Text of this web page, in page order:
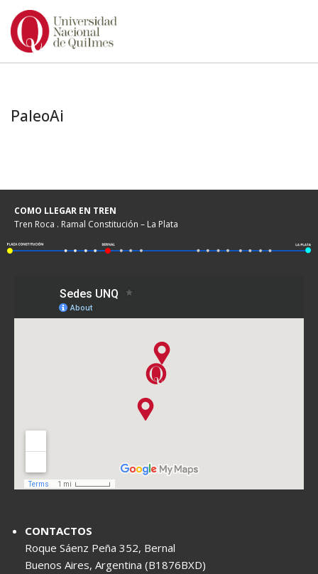
Ir
PaleoAi
COMO LLEGAR EN TREN
Tren Roca . Ramal Constitución – La Plata
CONTACTOS
Roque Sáenz Peña 352, Bernal
Buenos Aires, Argentina (B1876BXD)